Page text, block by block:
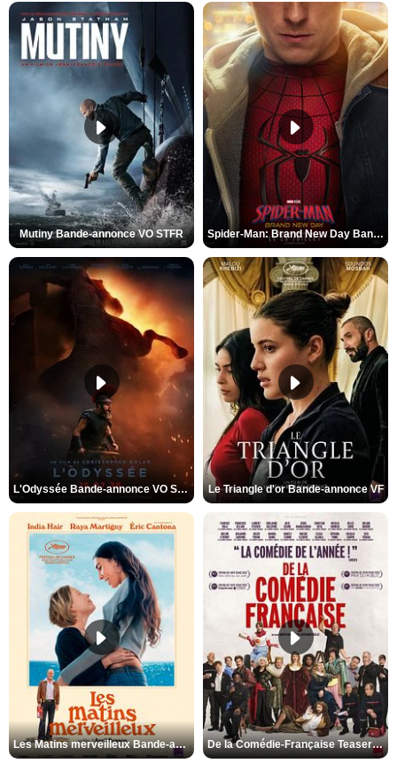
Mutiny Bande-annonce VO STFR Spider-Man: Brand New Day Bande-annonce VO STFR
L'Odyssée Bande-annonce VO STFR Le Triangle d'or Bande-annonce VF
Les Matins merveilleux Bande-annonce VF De la Comédie-Française Teaser VF